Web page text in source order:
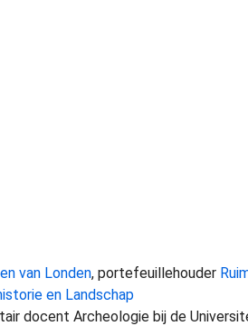
van Londen, portefeuillehouder
en Landschap
docent Archeologie bij de